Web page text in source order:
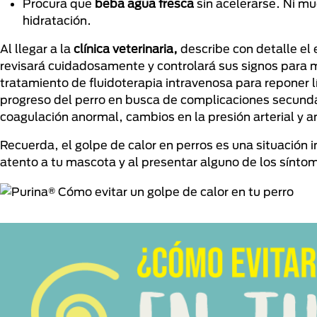
Procura que beba agua fresca sin acelerarse. Ni
hidratación.
Al llegar a la clínica veterinaria, describe con detalle el
revisará cuidadosamente y controlará sus signos
tratamiento de fluidoterapia intravenosa para reponer
progreso del perro en busca de complicaciones
coagulación anormal, cambios en la presión arterial y
Recuerda, el golpe de calor en perros es una
atento a tu mascota y al presentar alguno de los